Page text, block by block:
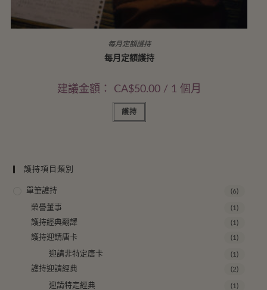
每月定額護持
每月定額護持
建議金額： CA$50.00 / 1 個月
護持
護持項目類別
單筆護持 (6)
榮譽董事 (1)
護持經典翻譯 (1)
護持迎請唐卡 (1)
迎請非特定唐卡 (1)
護持迎請經典 (2)
迎請特定經典 (1)